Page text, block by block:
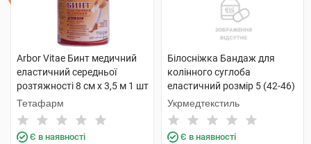
Arbor Vitae Бинт медичний
еластичний середньої
розтяжності 8 см х 3,5 м 1 шт
Тетафарм
Є в наявності
Білосніжка Бандаж для
колінного суглоба
еластичний розмір 5 (42-46)
1 шт
Укрмедтекстиль
Є в наявності